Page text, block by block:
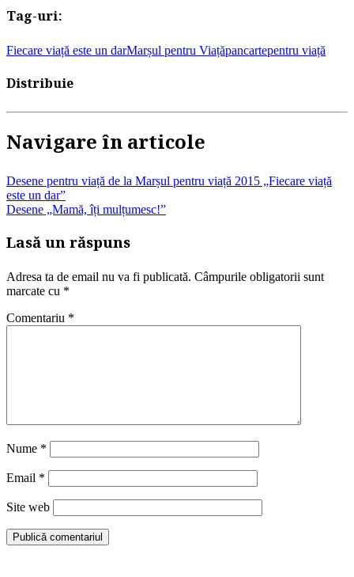
Tag-uri:
Fiecare viață este un darMarșul pentru Viațăpancartepentru viață
Distribuie
Navigare în articole
Desene pentru viață de la Marșul pentru viață 2015 „Fiecare viață
este un dar”
Desene „Mamă, îți mulțumesc!”
Lasă un răspuns
Adresa ta de email nu va fi publicată. Câmpurile obligatorii sunt
marcate cu *
Comentariu *
Nume *
Email *
Site web